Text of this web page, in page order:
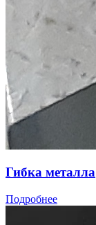
Гибкa метaлла
Подробнее